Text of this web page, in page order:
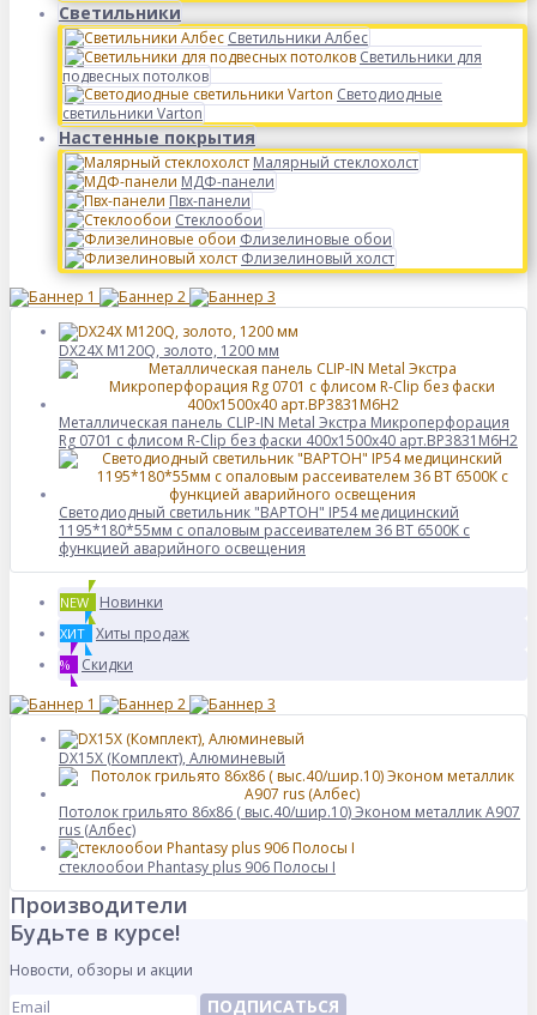
Светильники
Светильники Албес
Светильники для
подвесных потолков
Светодиодные
светильники Varton
Настенные покрытия
Малярный стеклохолст
МДФ-панели
Пвх-панели
Стеклообои
Флизелиновые обои
Флизелиновый холст
DX24X M120Q, золото, 1200 мм
Металлическая панель CLIP-IN Metal Экстра Микроперфорация
Rg 0701 с флисом R-Clip без фаски 400x1500x40 арт.BP3831M6H2
Светодиодный светильник "ВАРТОН" IP54 медицинский
1195*180*55мм с опаловым рассеивателем 36 ВТ 6500К с
функцией аварийного освещения
NEW Новинки
ХИТ Хиты продаж
% Скидки
DX15X (Комплект), Алюминевый
Потолок грильято 86х86 ( выс.40/шир.10) Эконом металлик А907
rus (Албес)
стеклообои Phantasy plus 906 Полосы I
Производители
Будьте в курсе!
Новости, обзоры и акции
ПОДПИСАТЬСЯ